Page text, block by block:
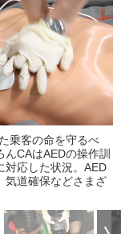
乗客の命を守るべ
CAはAEDの操作訓
対応した状況。AED
気道確保などさまざ